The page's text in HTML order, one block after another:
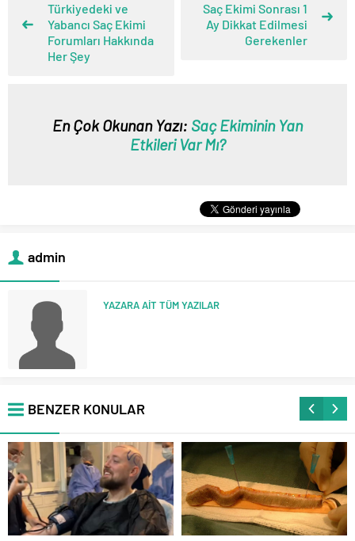
Türkiyedeki ve
Yabancı Saç Ekimi
Forumları Hakkında
Her Şey
Saç Ekimi Sonrası 1
Ay Dikkat Edilmesi
Gerekenler
En Çok Okunan Yazı: Saç Ekiminin Yan
Etkileri Var Mı?
admin
YAZARA AİT TÜM YAZILAR
BENZER KONULAR